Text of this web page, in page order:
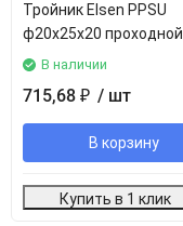
Тройник Elsen PPSU
ф20х25х20 проходной
В наличии
715,68 ₽ / шт
В корзину
Купить в 1 клик